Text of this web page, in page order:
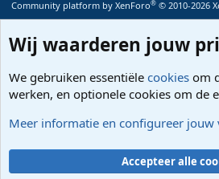
Community platform by XenForo® © 2010-2026
Wij waarderen jouw
We gebruiken essentiële cookies om
werken, en optionele cookies om de
Meer informatie en configureer jouw
Accepteer alle